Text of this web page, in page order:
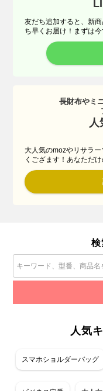
友だち追加すると、新
ち早くお届け！まずは今
長財布やミ
大人気のmozやリサラ
くござます！あなただ
検
人気
スマホショルダーバッグ